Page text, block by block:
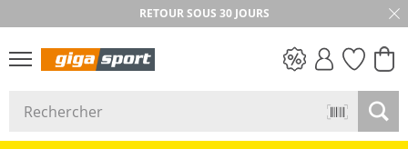
RETOUR SOUS 30 JOURS